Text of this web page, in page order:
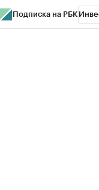
Подписка на РБК